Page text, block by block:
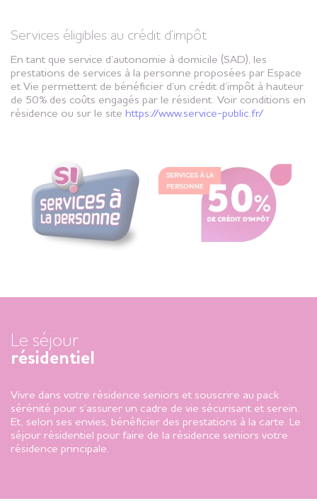
Services éligibles au crédit d’impôt
En tant que service d’autonomie à domicile (SAD), les
prestations de services à la personne proposées par Espace
et Vie permettent de bénéficier d’un crédit d’impôt à hauteur
de 50% des coûts engagés par le résident. Voir conditions en
résidence ou sur le site https://www.service-public.fr/
Le séjour
résidentiel
Vivre dans votre résidence seniors et souscrire au pack
sérénité pour s’assurer un cadre de vie sécurisant et serein.
Et, selon ses envies, bénéficier des prestations à la carte. Le
séjour résidentiel pour faire de la résidence seniors votre
résidence principale.